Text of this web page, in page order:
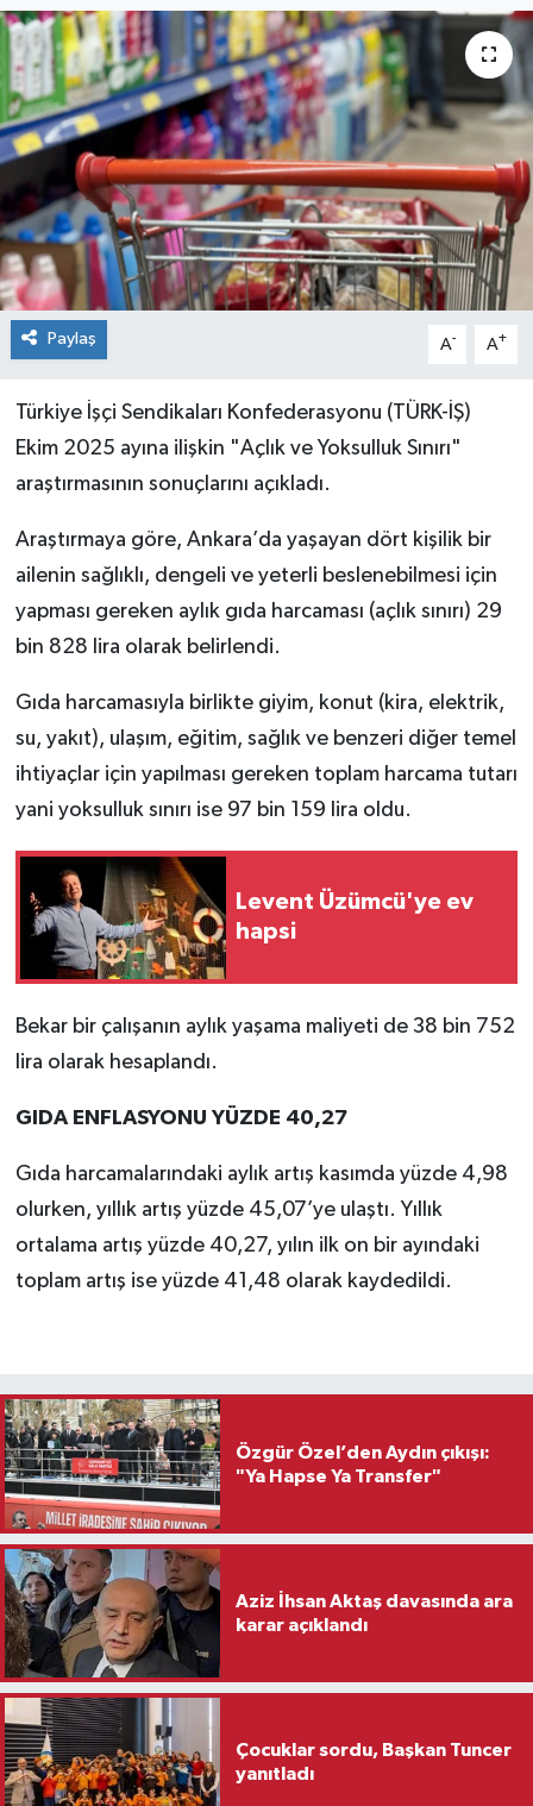
Paylaş A- A+
Türkiye İşçi Sendikaları Konfederasyonu (TÜRK-İŞ)
Ekim 2025 ayına ilişkin "Açlık ve Yoksulluk Sınırı"
araştırmasının sonuçlarını açıkladı.
Araştırmaya göre, Ankara’da yaşayan dört kişilik bir
ailenin sağlıklı, dengeli ve yeterli beslenebilmesi için
yapması gereken aylık gıda harcaması (açlık sınırı) 29
bin 828 lira olarak belirlendi.
Gıda harcamasıyla birlikte giyim, konut (kira, elektrik,
su, yakıt), ulaşım, eğitim, sağlık ve benzeri diğer temel
ihtiyaçlar için yapılması gereken toplam harcama tutarı
yani yoksulluk sınırı ise 97 bin 159 lira oldu.
Levent Üzümcü'ye ev
hapsi
Bekar bir çalışanın aylık yaşama maliyeti de 38 bin 752
lira olarak hesaplandı.
GIDA ENFLASYONU YÜZDE 40,27
Gıda harcamalarındaki aylık artış kasımda yüzde 4,98
olurken, yıllık artış yüzde 45,07’ye ulaştı. Yıllık
ortalama artış yüzde 40,27, yılın ilk on bir ayındaki
toplam artış ise yüzde 41,48 olarak kaydedildi.
Özgür Özel’den Aydın çıkışı:
"Ya Hapse Ya Transfer"
Aziz İhsan Aktaş davasında ara
karar açıklandı
Çocuklar sordu, Başkan Tuncer
yanıtladı